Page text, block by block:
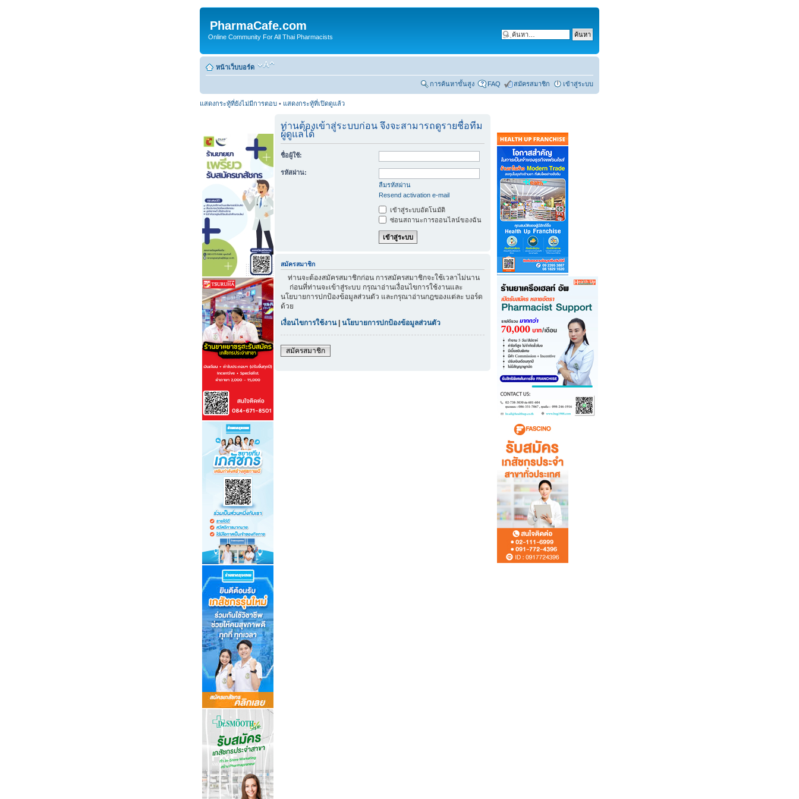
PharmaCafe.com
Online Community For All Thai Pharmacists
หน้าเว็บบอร์ด
การค้นหาขั้นสูง FAQ สมัครสมาชิก เข้าสู่ระบบ
แสดงกระทู้ที่ยังไม่มีการตอบ • แสดงกระทู้ที่เปิดดูแล้ว
ท่านต้องเข้าสู่ระบบก่อน จึงจะสามารถดูรายชื่อทีม
ผู้ดูแลได้
ชื่อผู้ใช้:
รหัสผ่าน:
ลืมรหัสผ่าน
Resend activation e-mail
เข้าสู่ระบบอัตโนมัติ
ซ่อนสถานะการออนไลน์ของฉัน
สมัครสมาชิก
ท่านจะต้องสมัครสมาชิกก่อน การสมัครสมาชิกจะใช้เวลาไม่นาน
ก่อนที่ท่านจะเข้าสู่ระบบ กรุณาอ่านเงื่อนไขการใช้งานและ
นโยบายการปกป้องข้อมูลส่วนตัว และกรุณาอ่านกฎของแต่ละ บอร์ด
ด้วย
เงื่อนไขการใช้งาน| นโยบายการปกป้องข้อมูลส่วนตัว
สมัครสมาชิก